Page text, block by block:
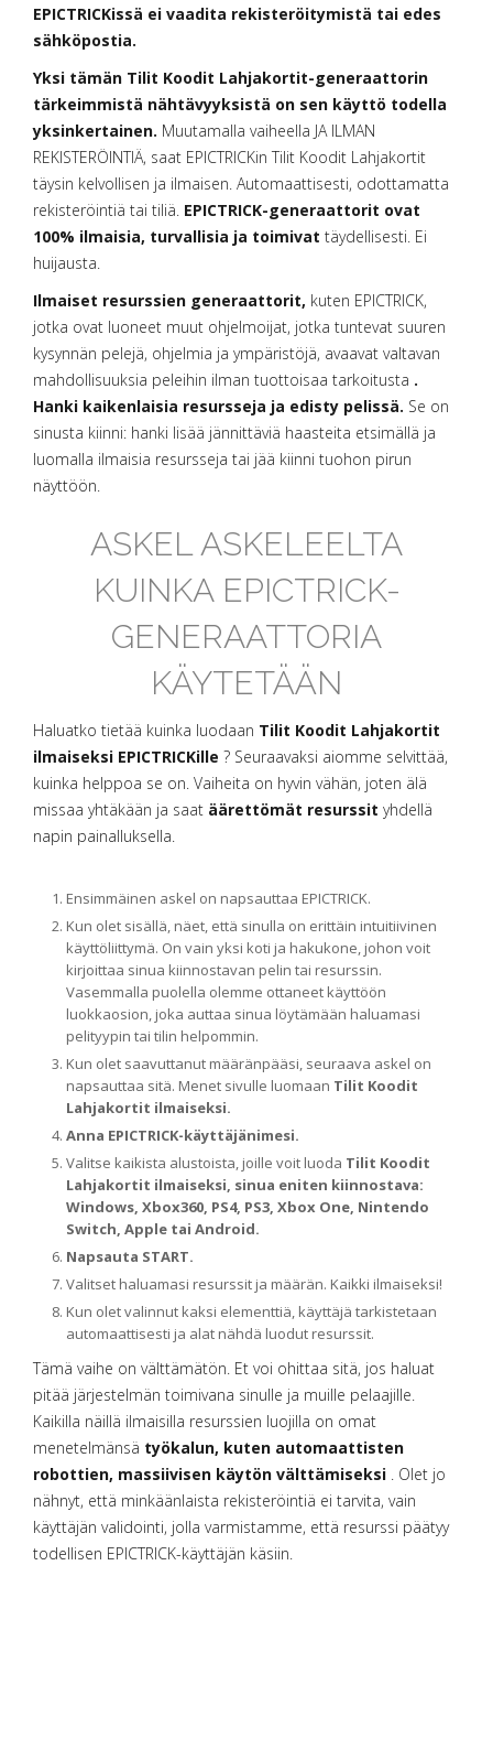
EPICTRICKissä ei vaadita rekisteröitymistä tai edes
sähköpostia.
Yksi tämän Tilit Koodit Lahjakortit-generaattorin
tärkeimmistä nähtävyyksistä on sen käyttö todella
yksinkertainen. Muutamalla vaiheella JA ILMAN
REKISTERÖINTIÄ, saat EPICTRICKin Tilit Koodit Lahjakortit
täysin kelvollisen ja ilmaisen. Automaattisesti, odottamatta
rekisteröintiä tai tiliä. EPICTRICK-generaattorit ovat
100% ilmaisia, turvallisia ja toimivat täydellisesti. Ei
huijausta.
Ilmaiset resurssien generaattorit, kuten EPICTRICK,
jotka ovat luoneet muut ohjelmoijat, jotka tuntevat suuren
kysynnän pelejä, ohjelmia ja ympäristöjä, avaavat valtavan
mahdollisuuksia peleihin ilman tuottoisaa tarkoitusta .
Hanki kaikenlaisia resursseja ja edisty pelissä. Se on
sinusta kiinni: hanki lisää jännittäviä haasteita etsimällä ja
luomalla ilmaisia resursseja tai jää kiinni tuohon pirun
näyttöön.
ASKEL ASKELEELTA
KUINKA EPICTRICK-
GENERAATTORIA
KÄYTETÄÄN
Haluatko tietää kuinka luodaan Tilit Koodit Lahjakortit
ilmaiseksi EPICTRICKille ? Seuraavaksi aiomme selvittää,
kuinka helppoa se on. Vaiheita on hyvin vähän, joten älä
missaa yhtäkään ja saat äärettömät resurssit yhdellä
napin painalluksella.
Ensimmäinen askel on napsauttaa EPICTRICK.
Kun olet sisällä, näet, että sinulla on erittäin intuitiivinen
käyttöliittymä. On vain yksi koti ja hakukone, johon voit
kirjoittaa sinua kiinnostavan pelin tai resurssin.
Vasemmalla puolella olemme ottaneet käyttöön
luokkaosion, joka auttaa sinua löytämään haluamasi
pelityypin tai tilin helpommin.
Kun olet saavuttanut määränpääsi, seuraava askel on
napsauttaa sitä. Menet sivulle luomaan Tilit Koodit
Lahjakortit ilmaiseksi.
Anna EPICTRICK-käyttäjänimesi.
Valitse kaikista alustoista, joille voit luoda Tilit Koodit
Lahjakortit ilmaiseksi, sinua eniten kiinnostava:
Windows, Xbox360, PS4, PS3, Xbox One, Nintendo
Switch, Apple tai Android.
Napsauta START.
Valitset haluamasi resurssit ja määrän. Kaikki ilmaiseksi!
Kun olet valinnut kaksi elementtiä, käyttäjä tarkistetaan
automaattisesti ja alat nähdä luodut resurssit.
Tämä vaihe on välttämätön. Et voi ohittaa sitä, jos haluat
pitää järjestelmän toimivana sinulle ja muille pelaajille.
Kaikilla näillä ilmaisilla resurssien luojilla on omat
menetelmänsä työkalun, kuten automaattisten
robottien, massiivisen käytön välttämiseksi . Olet jo
nähnyt, että minkäänlaista rekisteröintiä ei tarvita, vain
käyttäjän validointi, jolla varmistamme, että resurssi päätyy
todellisen EPICTRICK-käyttäjän käsiin.